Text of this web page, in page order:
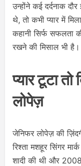
उन्होंने कई दर्दनाक
थे, तो कभी प्यार में
कहानी सिर्फ सफलता
रखने की मिसाल भी है।
प्यार टूटा
लोपेज़
जेनिफर लोपेज़ की
रिश्ता मशहूर सिंगर
शादी की थी और